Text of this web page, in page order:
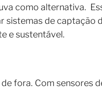
como alternativa.
de captação
e sustentável.
fora. Com sensores